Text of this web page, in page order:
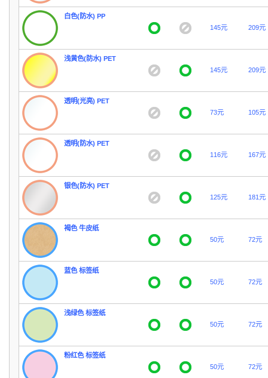
白色(防水) PP
145元
209元
浅黄色(防水) PET
145元
209元
透明(光亮) PET
73元
105元
透明(防水) PET
116元
167元
银色(防水) PET
125元
181元
褐色 牛皮纸
50元
72元
蓝色 标签纸
50元
72元
浅绿色 标签纸
50元
72元
粉红色 标签纸
50元
72元